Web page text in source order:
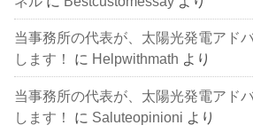
当事務所の代表が、太陽光発電アド
します！
に Helpwithmath より
当事務所の代表が、太陽光発電アド
します！
に Saluteopinioni より